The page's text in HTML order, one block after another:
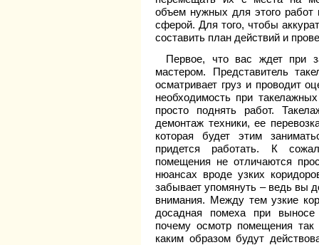
объем нужных для этого работ
сферой. Для того, чтобы
составить план действий и
Первое, что вас ждет при
мастером. Представитель
осматривает груз и проводит
необходимость при
просто поднять работ.
демонтаж техники, ее
которая будет этим
придется работать. К
помещения не отличаются
нюансах вроде узких
забывает упомянуть – ведь вы
внимания. Между тем узкие
досадная помеха при выносе
почему осмотр помещения
каким образом будут